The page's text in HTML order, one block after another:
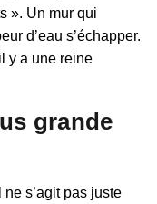
». Un mur qui
d’eau s’échapper.
y a une reine
grande
ne s’agit pas juste